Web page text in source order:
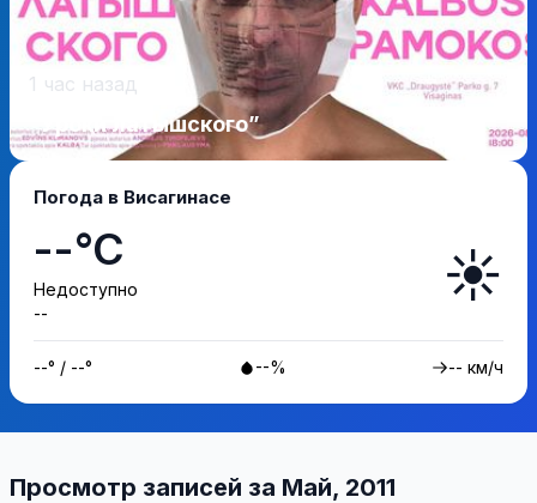
1 час назад
“Уроки латышского”
Погода в Висагинасе
--°C
Недоступно
--
☀️
--° / --° --% -- км/ч
Просмотр записей за Май, 2011